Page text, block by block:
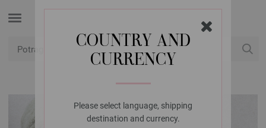
COUNTRY AND
CURRENCY
Please select language, shipping
destination and currency.